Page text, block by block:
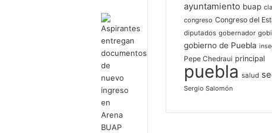
ayuntamiento buap
congreso Congreso del
diputados gobernador
gobierno de Puebla
Pepe Chedraui principal
puebla salud
Sergio Salomón